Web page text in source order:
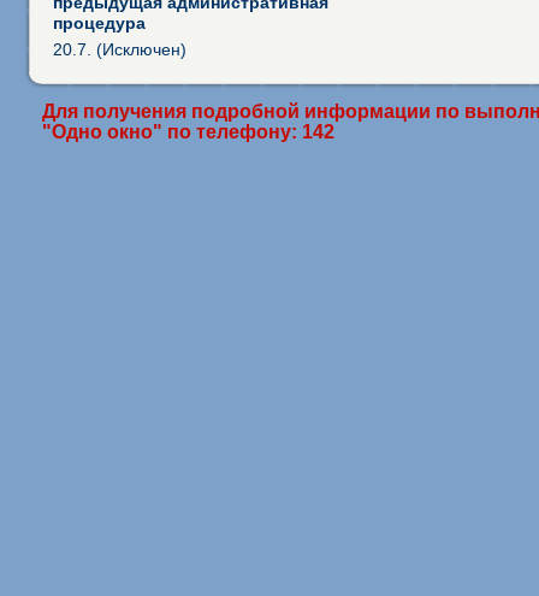
процедура
20.7. (Исключен)
Для получения подробной информации по
"Одно окно" по телефону: 142